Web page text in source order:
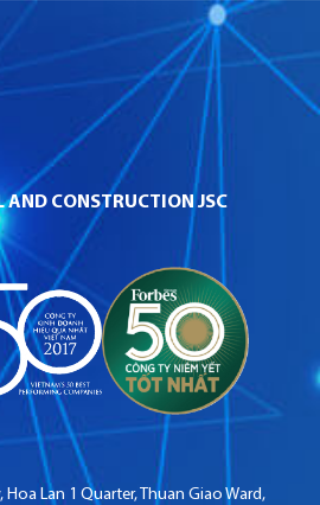
CONSTRUCTION JSC
Lan 1 Quarter, Thuan Giao Ward,